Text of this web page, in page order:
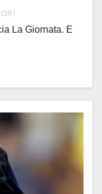
La Giornata. E